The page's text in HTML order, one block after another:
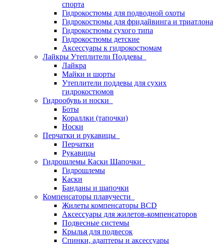
спорта
Гидрокостюмы для подводной охоты
Гидрокостюмы для фридайвинга и триатлона
Гидрокостюмы сухого типа
Гидрокостюмы детские
Аксессуары к гидрокостюмам
Лайкры Утеплители Поддевы
Лайкра
Майки и шорты
Утеплители поддевы для сухих
гидрокостюмов
Гидрообувь и носки
Боты
Кораллки (тапочки)
Носки
Перчатки и рукавицы
Перчатки
Рукавицы
Гидрошлемы Каски Шапочки
Гидрошлемы
Каски
Банданы и шапочки
Компенсаторы плавучести
Жилеты компенсаторы BCD
Аксессуары для жилетов-компенсаторов
Подвесные системы
Крылья для подвесок
Спинки, адаптеры и аксессуары